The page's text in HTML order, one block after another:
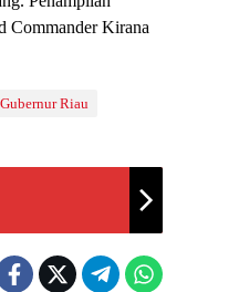
Commander Kirana
Riau